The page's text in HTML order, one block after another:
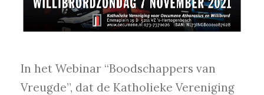
In het Webinar “Boodschappers van
Vreugde”, dat de Katholieke Vereniging